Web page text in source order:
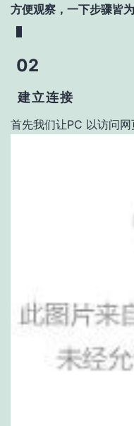
方便观察，一下步骤皆为
02
建立连接
首先我们让PC 以访问网